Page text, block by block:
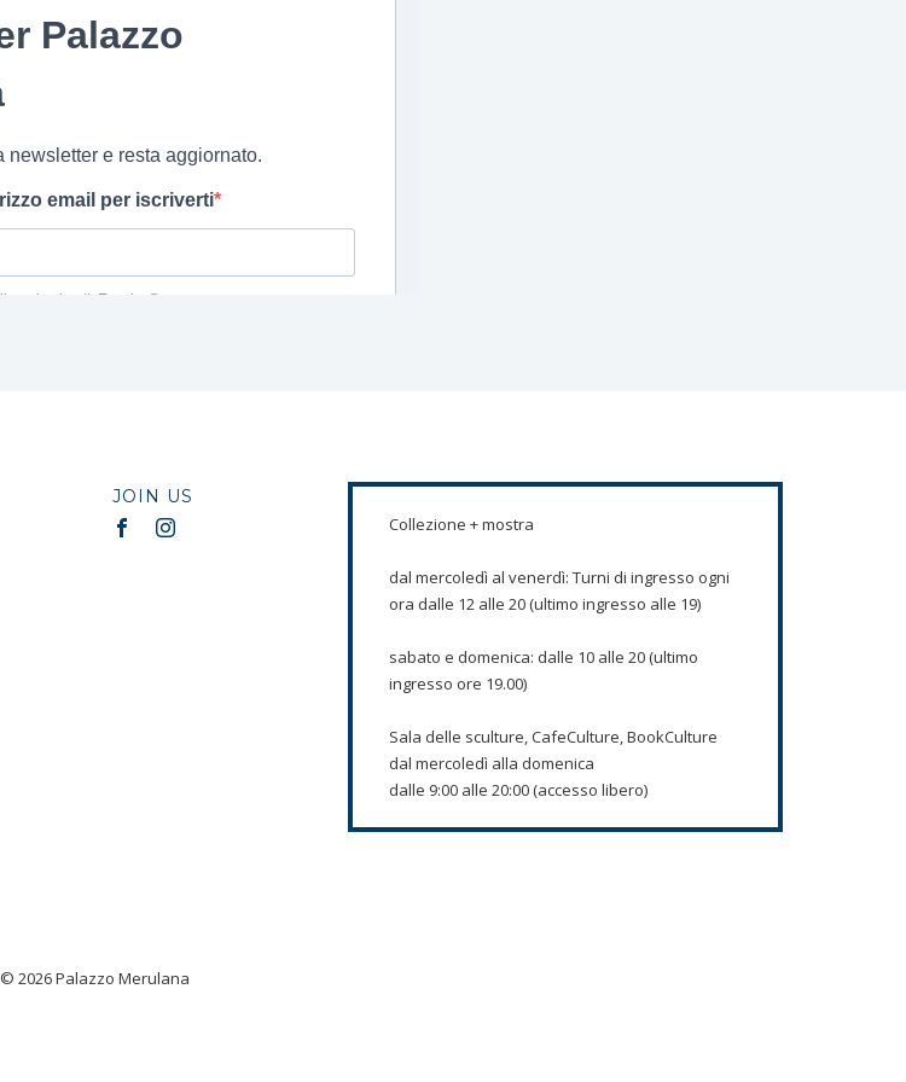
JOIN US
Collezione + mostra
dal mercoledì al venerdì: Turni di ingresso ogni
ora dalle 12 alle 20 (ultimo ingresso alle 19)
sabato e domenica: dalle 10 alle 20 (ultimo
ingresso ore 19.00)
Sala delle sculture, CafeCulture, BookCulture
dal mercoledì alla domenica
dalle 9:00 alle 20:00 (accesso libero)
© 2026 Palazzo Merulana